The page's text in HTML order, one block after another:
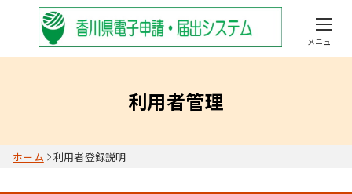
メニュー
利用者管理
ホーム 利用者登録説明